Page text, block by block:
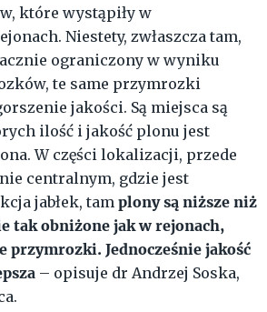
które wystąpiły w
Niestety, zwłaszcza tam,
ograniczony w wyniku
te same przymrozki
jakości. Są miejsca są
ilość i jakość plonu jest
W części lokalizacji, przede
centralnym, gdzie jest
jabłek, tam plony są niższe niż
tak obniżone jak w rejonach,
przymrozki. Jednocześnie jakość
– opisuje dr Andrzej Soska,